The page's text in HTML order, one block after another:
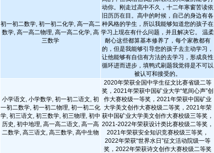
初一初二数学, 初一初二化学, 高一高二
数学, 高一高二物理, 高一高二化学, 高
三数学
动你。刚走过高中不久，十二年寒窗苦读依
旧历历在目。高中的时候，自己的身边有各
种风格的学生，所以我能够知道您的孩子在
学习上现在有什么问题，并且解决它。 温柔
耐心这些都算基本修养了，每个家教都有
的，但是我能够引导您的孩子去主动学习，
让他能够有自信有方法的去学习，形成良性
循环进而进步，填鸭式刷题我觉得是不可以
被认可和接受的。
小学语文, 小学数学, 初一初二语文, 初
一初二数学, 初一初二物理, 初一初二化
学, 初三语文, 初三数学, 初三物理, 初中
历史, 初中地理, 高一高二语文, 高一高
二数学, 高三语文, 高三数学, 高中生物
2020年荣获全国中学生征文比赛省级二等
奖，2021年荣获中国矿业大学“笔间心声”创
作大赛校级一等奖，2021年荣获中国矿业
大学美文创作大赛校级二等奖，2021年荣
获中国矿业大学美文创作大赛校级三等奖，
2021-2022年荣获设计类比赛校级二等奖，
2021年荣获安全知识竞赛校级三等奖，
2022年荣获“世界水日”征文活动院级一等
奖，2022年荣获诗文创作大赛校级二等奖